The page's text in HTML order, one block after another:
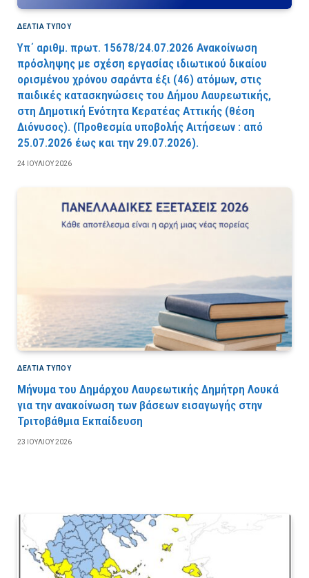
ΔΕΛΤΙΑ ΤΥΠΟΥ
Υπ΄ αριθμ. πρωτ. 15678/24.07.2026 Ανακοίνωση
πρόσληψης με σχέση εργασίας ιδιωτικού δικαίου
ορισμένου χρόνου σαράντα έξι (46) ατόμων, στις
παιδικές κατασκηνώσεις του Δήμου Λαυρεωτικής,
στη Δημοτική Ενότητα Κερατέας Αττικής (θέση
Διόνυσος). (Προθεσμία υποβολής Αιτήσεων : από
25.07.2026 έως και την 29.07.2026).
24 ΙΟΥΛΊΟΥ 2026
ΔΕΛΤΙΑ ΤΥΠΟΥ
Μήνυμα του Δημάρχου Λαυρεωτικής Δημήτρη Λουκά
για την ανακοίνωση των βάσεων εισαγωγής στην
Τριτοβάθμια Εκπαίδευση
23 ΙΟΥΛΊΟΥ 2026